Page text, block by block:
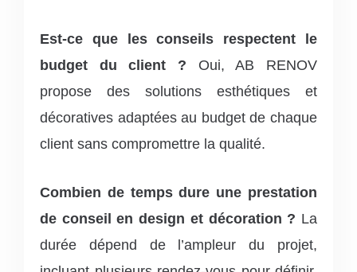
Est-ce que les conseils respectent le
budget du client ? Oui, AB RENOV
propose des solutions esthétiques et
décoratives adaptées au budget de chaque
client sans compromettre la qualité.
Combien de temps dure une prestation
de conseil en design et décoration ? La
durée dépend de l’ampleur du projet,